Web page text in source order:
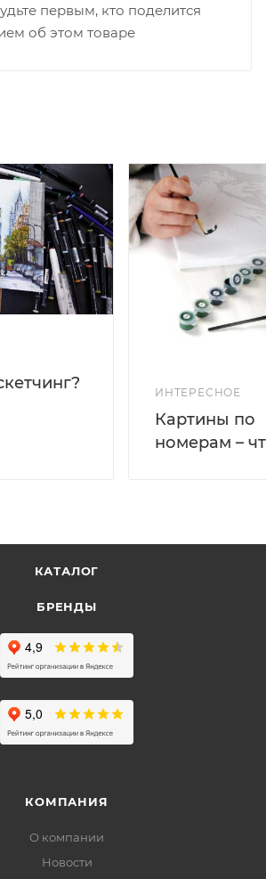
первым, кто поделится
об этом товаре
ИНТЕРЕСНОЕ
Картины по
номерам –
КАТАЛОГ
БРЕНДЫ
КОМПАНИЯ
О компании
Новости